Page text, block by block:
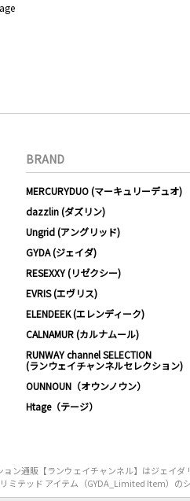
BRAND
MERCURYDUO (マーキュリーデュオ)
dazzlin (ダズリン)
Ungrid (アングリッド)
GYDA (ジェイダ)
RESEXXY (リゼクシー)
EVRIS (エヴリス)
ELENDEEK (エレンディーク)
CALNAMUR (カルナムール)
RUNWAY channel SELECTION
(ランウェイチャンネルセレクション)
OUNNOUN（オウンノウン）
Htage（テージ）
ョン通販【ランウェイチャンネル】はジェイ
ミテッド アイテム（GYDA_Limited Item）